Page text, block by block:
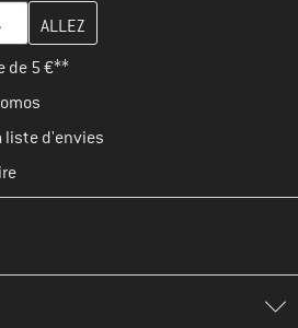
ici et créez votre compte client à la
de 5 €**
liste d'envies